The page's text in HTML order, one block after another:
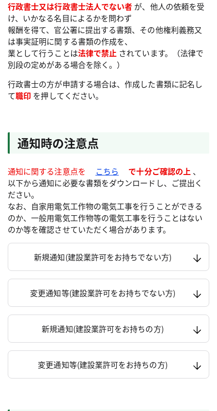
行政書士又は行政書士法人でない者 が、他人の依頼を受
け、いかなる名目によるかを問わず
報酬を得て、官公署に提出する書類、その他権利義務又
は事実証明に関する書類の作成を、
業として行うことは法律で禁止 されています。（法律で
別段の定めがある場合を除く。）
行政書士の方が申請する場合は、作成した書類に記名し
て職印 を押してください。
通知時の注意点
通知に関する注意点を こちら で十分ご確認の上 、
以下から通知に必要な書類をダウンロードし、ご提出く
ださい。
なお、自家用電気工作物の電気工事を行うことができる
のか、一般用電気工作物等の電気工事を行うことはない
のか等を確認させていただく場合があります。
新規通知(建設業許可をお持ちでない方)
変更通知等(建設業許可をお持ちでない方)
新規通知(建設業許可をお持ちの方)
変更通知等(建設業許可をお持ちの方)